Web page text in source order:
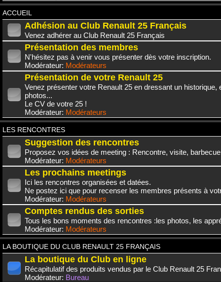
ACCUEIL
Adhésion au Club Renault 25 Français
Venez adhérer au Club Renault 25 Français
Présentation des membres
N'hésitez pas à venir vous présenter dès votre inscription.
Modérateur: Modérateurs
Présentation de votre Renault 25
Venez présenter votre Renault 25 en dressant un historique,
photos...
Le CV de votre 25 !
Modérateur: Modérateurs
LES RENCONTRES
Suggestion des rencontres
Proposez vos idées de meeting : Rencontre, visite,
Modérateur: Modérateurs
Les prochains meetings
Ici les rencontres organisées et datées.
Ne postez ici que pour recenser les membres présents à
Modérateur: Modérateurs
Comptes rendus des sorties
Tous les bons moments des rencontres :les photos, les
Modérateur: Modérateurs
LA BOUTIQUE DU CLUB RENAULT 25 FRANÇAIS
La boutique du Club en ligne
Récapitulatif des produits vendus par le Club Renault 25
Modérateur: Bureau